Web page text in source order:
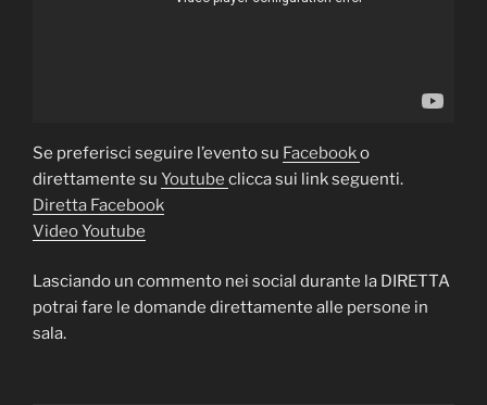
Se preferisci seguire l’evento su Facebooko
direttamente su Youtube clicca sui link seguenti.
Diretta Facebook
Video Youtube
Lasciando un commento nei social durante la DIRETTA
potrai fare le domande direttamente alle persone in
sala.